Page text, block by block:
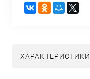
ХАРАКТЕРИСТИКИ